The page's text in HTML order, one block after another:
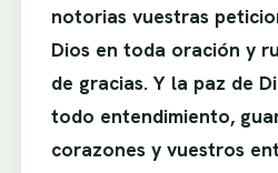
notorias vuestras
Dios en toda oración y
de gracias. Y la paz de
todo entendimiento,
corazones y vuestros